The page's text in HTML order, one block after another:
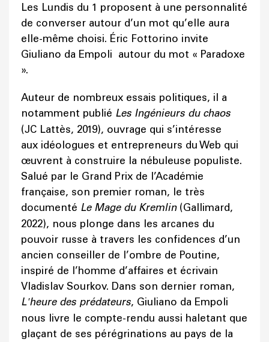
Les Lundis du 1 proposent à une personnalité
de converser autour d’un mot qu’elle aura
elle-même choisi. Éric Fottorino invite
Giuliano da Empoli autour du mot « Paradoxe
».
Auteur de nombreux essais politiques, il a
notamment publié Les Ingénieurs du chaos
(JC Lattès, 2019), ouvrage qui s’intéresse
aux idéologues et entrepreneurs du Web qui
œuvrent à construire la nébuleuse populiste.
Salué par le Grand Prix de l’Académie
française, son premier roman, le très
documenté Le Mage du Kremlin(Gallimard,
2022), nous plonge dans les arcanes du
pouvoir russe à travers les confidences d’un
ancien conseiller de l’ombre de Poutine,
inspiré de l’homme d’affaires et écrivain
Vladislav Sourkov. Dans son dernier roman,
L'heure des prédateurs, Giuliano da Empoli
nous livre le compte-rendu aussi haletant que
glaçant de ses pérégrinations au pays de la